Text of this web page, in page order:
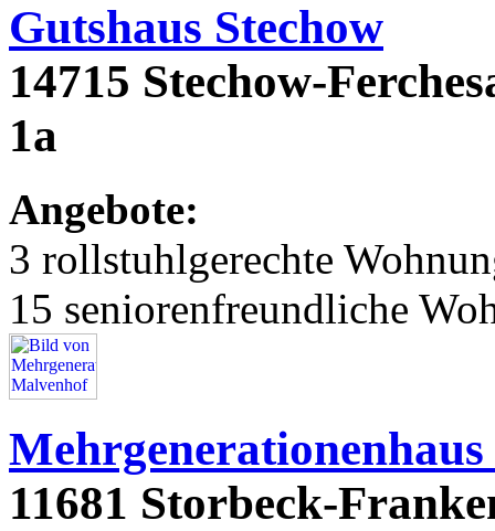
Gutshaus Stechow
14715 Stechow-
1a
Angebote:
3 rollstuhlgerechte
15 seniorenfreundliche
11681 Storbeck-